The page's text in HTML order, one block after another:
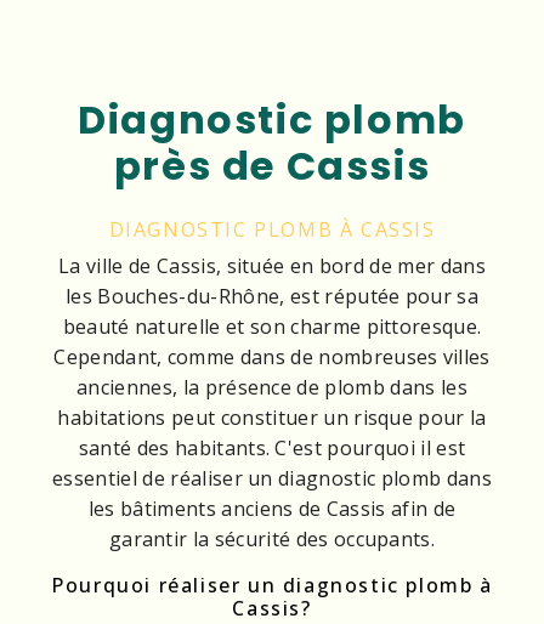
Diagnostic plomb
près de Cassis
DIAGNOSTIC PLOMB À CASSIS
La ville de Cassis, située en bord de mer dans
les Bouches-du-Rhône, est réputée pour sa
beauté naturelle et son charme pittoresque.
Cependant, comme dans de nombreuses villes
anciennes, la présence de plomb dans les
habitations peut constituer un risque pour la
santé des habitants. C'est pourquoi il est
essentiel de réaliser un diagnostic plomb dans
les bâtiments anciens de Cassis afin de
garantir la sécurité des occupants.
Pourquoi réaliser un diagnostic plomb à
Cassis?